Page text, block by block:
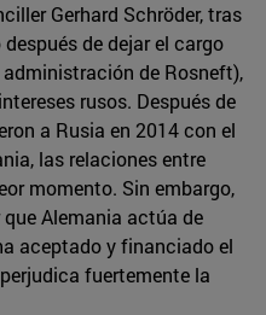
Gerhard Schröder, tras
de dejar el cargo
de Rosneft),
rusos. Después de
a Rusia en 2014 con el
las relaciones entre
momento. Sin embargo,
Alemania actúa de
aceptado y financiado el
fuertemente la